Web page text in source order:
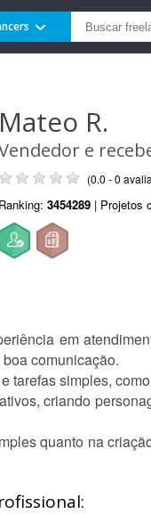
Mateo R.
e
(0.0 - 0
Ranking: 3454289 | Projetos
em
comunicação.
tarefas simples,
criando
quanto na